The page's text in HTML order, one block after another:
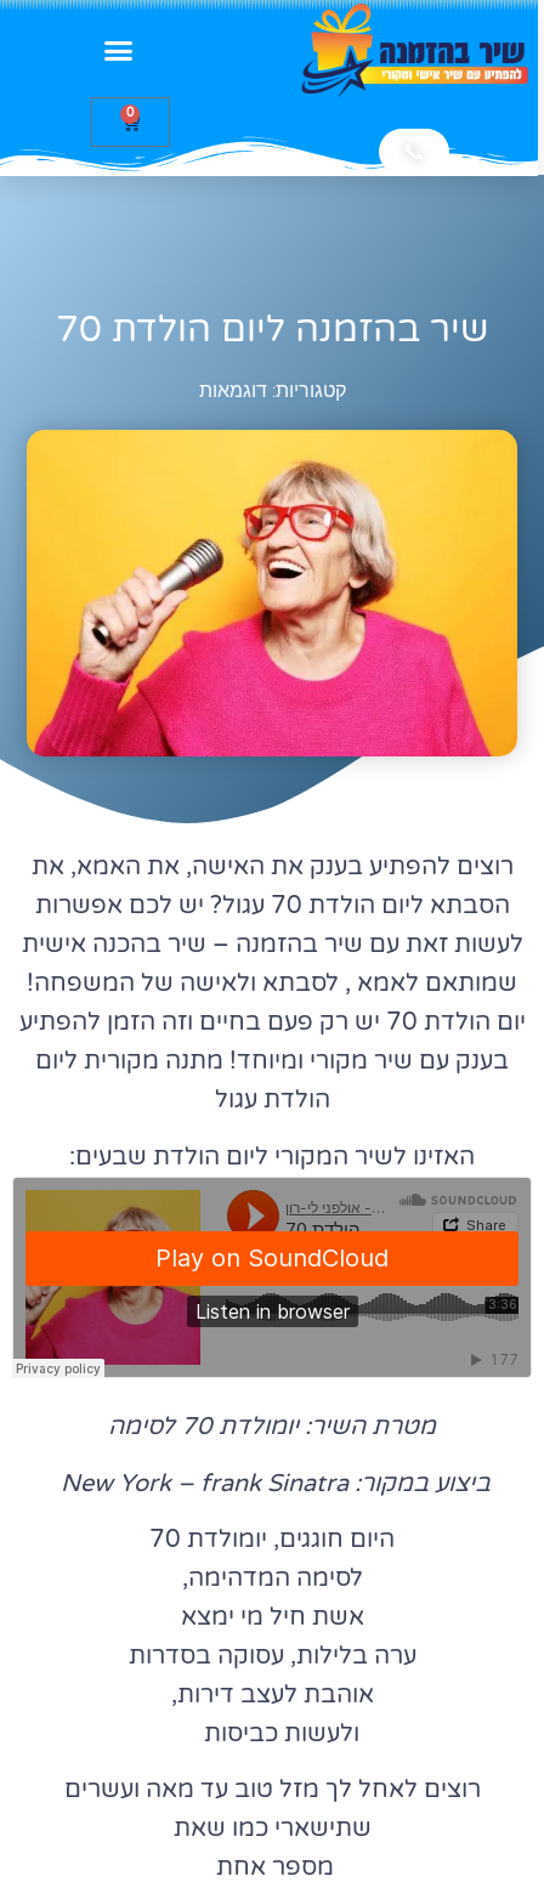
0
שיר בהזמנה ליום הולדת 70
קטגוריות: דוגמאות
רוצים להפתיע בענק את האישה, את האמא, את
הסבתא ליום הולדת 70 עגול? יש לכם אפשרות
לעשות זאת עם שיר בהזמנה – שיר בהכנה אישית
שמותאם לאמא , לסבתא ולאישה של המשפחה!
יום הולדת 70 יש רק פעם בחיים וזה הזמן להפתיע
בענק עם שיר מקורי ומיוחד! מתנה מקורית ליום
הולדת עגול
האזינו לשיר המקורי ליום הולדת שבעים:
מטרת השיר: יומולדת 70 לסימה
ביצוע במקור: New York – frank Sinatra
היום חוגגים, יומולדת 70
לסימה המדהימה,
אשת חיל מי ימצא
ערה בלילות, עסוקה בסדרות
אוהבת לעצב דירות,
ולעשות כביסות
רוצים לאחל לך מזל טוב עד מאה ועשרים
שתישארי כמו שאת
מספר אחת